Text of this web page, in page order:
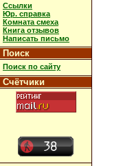
Ссылки
Юр. справка
Комната смеха
Книга отзывов
Написать письмо
Поиск
Поиск по сайту
Счётчики